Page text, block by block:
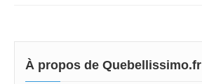
À propos de Quebellissimo.fr